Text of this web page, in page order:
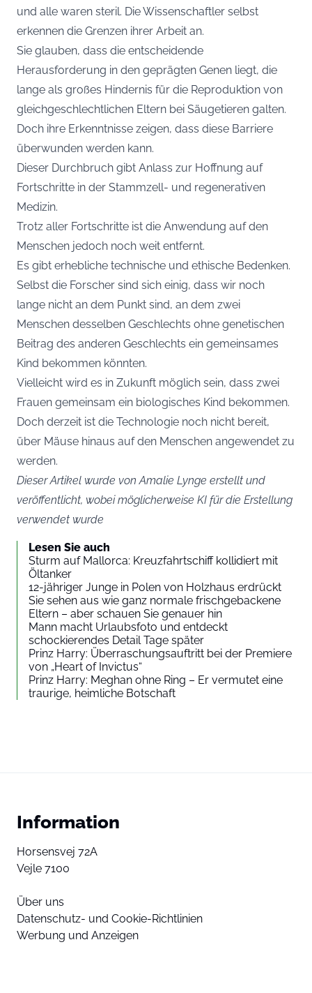
und alle waren steril. Die Wissenschaftler selbst
erkennen die Grenzen ihrer Arbeit an.
Sie glauben, dass die entscheidende
Herausforderung in den geprägten Genen liegt, die
lange als großes Hindernis für die Reproduktion von
gleichgeschlechtlichen Eltern bei Säugetieren galten.
Doch ihre Erkenntnisse zeigen, dass diese Barriere
überwunden werden kann.
Dieser Durchbruch gibt Anlass zur Hoffnung auf
Fortschritte in der Stammzell- und regenerativen
Medizin.
Trotz aller Fortschritte ist die Anwendung auf den
Menschen jedoch noch weit entfernt.
Es gibt erhebliche technische und ethische Bedenken.
Selbst die Forscher sind sich einig, dass wir noch
lange nicht an dem Punkt sind, an dem zwei
Menschen desselben Geschlechts ohne genetischen
Beitrag des anderen Geschlechts ein gemeinsames
Kind bekommen könnten.
Vielleicht wird es in Zukunft möglich sein, dass zwei
Frauen gemeinsam ein biologisches Kind bekommen.
Doch derzeit ist die Technologie noch nicht bereit,
über Mäuse hinaus auf den Menschen angewendet zu
werden.
Dieser Artikel wurde von Amalie Lynge erstellt und
veröffentlicht, wobei möglicherweise KI für die Erstellung
verwendet wurde
Lesen Sie auch
Sturm auf Mallorca: Kreuzfahrtschiff kollidiert mit
Öltanker
12-jähriger Junge in Polen von Holzhaus erdrückt
Sie sehen aus wie ganz normale frischgebackene
Eltern – aber schauen Sie genauer hin
Mann macht Urlaubsfoto und entdeckt
schockierendes Detail Tage später
Prinz Harry: Überraschungsauftritt bei der Premiere
von „Heart of Invictus“
Prinz Harry: Meghan ohne Ring – Er vermutet eine
traurige, heimliche Botschaft
Information
Horsensvej 72A
Vejle 7100
Über uns
Datenschutz- und Cookie-Richtlinien
Werbung und Anzeigen